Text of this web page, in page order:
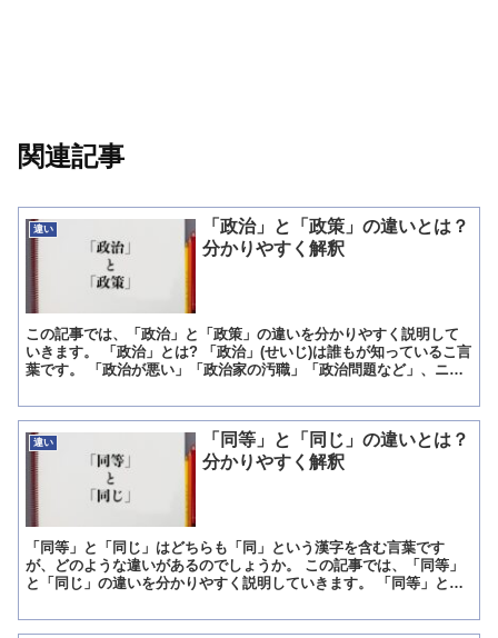
関連記事
違い
「政治」と「政策」の違いとは？
分かりやすく解釈
この記事では、「政治」と「政策」の違いを分かりやすく説明して
いきます。 「政治」とは? 「政治」(せいじ)は誰もが知っているこ言
葉です。 「政治が悪い」「政治家の汚職」「政治問題など」、ニュ
違い
「同等」と「同じ」の違いとは？
分かりやすく解釈
「同等」と「同じ」はどちらも「同」という漢字を含む言葉です
が、どのような違いがあるのでしょうか。 この記事では、「同等」
と「同じ」の違いを分かりやすく説明していきます。 「同等」と